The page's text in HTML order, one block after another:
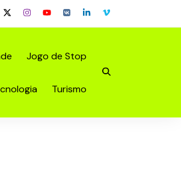
Jogo de Stop
Turismo